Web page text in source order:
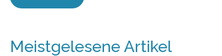
Meistgelesene Artikel